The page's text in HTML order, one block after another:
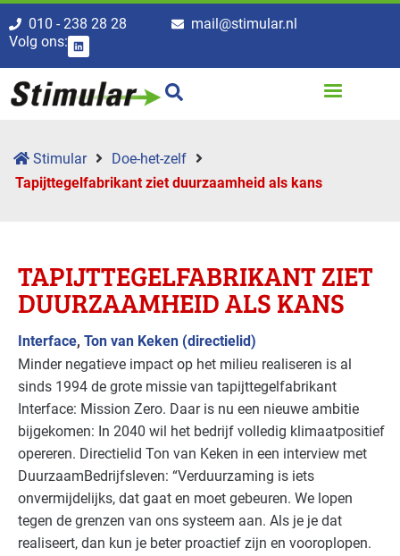
010 - 238 28 28
mail@stimular.nl
Volg ons:
Stimular
Doe-het-zelf
Tapijttegel­fabrikant ziet duurzaamheid als kans
TAPIJTTEGEL­FABRIKANT ZIET
DUURZAAMHEID ALS KANS
Interface, Ton van Keken (directielid)
Minder negatieve impact op het milieu realiseren is al
sinds 1994 de grote missie van tapijttegelfabrikant
Interface: Mission Zero. Daar is nu een nieuwe ambitie
bijgekomen: In 2040 wil het bedrijf volledig klimaatpositief
opereren. Directielid Ton van Keken in een interview met
DuurzaamBedrijfsleven: “Verduurzaming is iets
onvermijdelijks, dat gaat en moet gebeuren. We lopen
tegen de grenzen van ons systeem aan. Als je je dat
realiseert, dan kun je beter proactief zijn en vooroplopen.